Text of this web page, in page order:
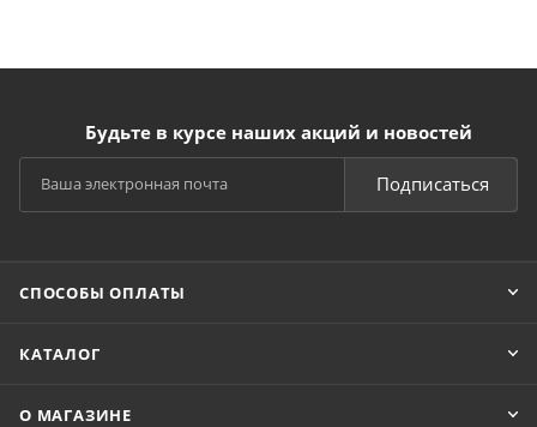
Будьте в курсе наших акций и новостей
Подписаться
СПОСОБЫ ОПЛАТЫ
КАТАЛОГ
О МАГАЗИНЕ